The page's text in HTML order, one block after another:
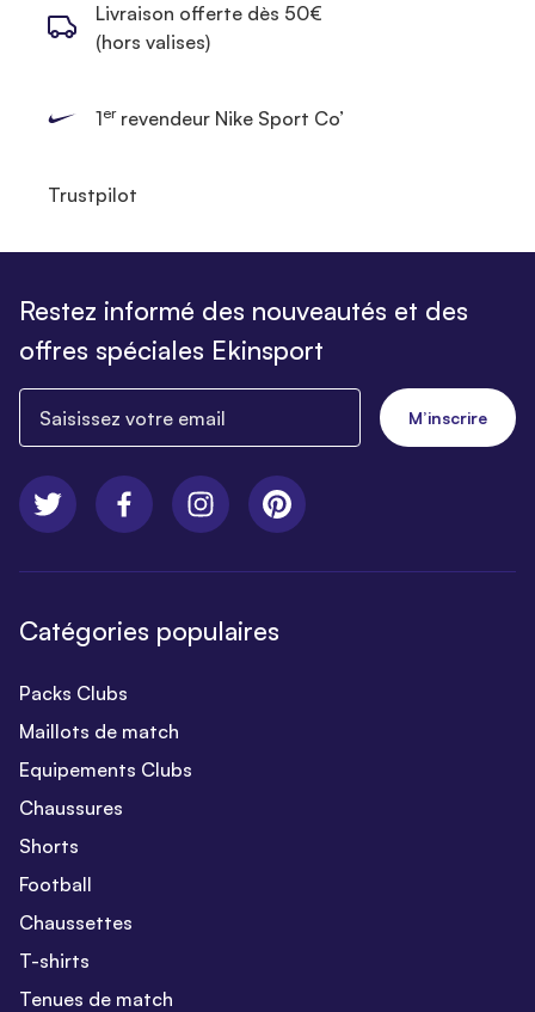
Livraison offerte dès 50€
(hors valises)
1errevendeur Nike Sport Co’
Trustpilot
Restez informé des nouveautés et des
offres spéciales Ekinsport
M’inscrire
Catégories populaires
Packs Clubs
Maillots de match
Equipements Clubs
Chaussures
Shorts
Football
Chaussettes
T-shirts
Tenues de match